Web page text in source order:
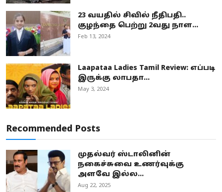
23 வயதில் சிவில் நீதிபதி..
குழந்தை பெற்று 2வது நாள...
Feb 13, 2024
Laapataa Ladies Tamil Review: எப்படி
இருக்கு லாபதா...
May 3, 2024
Recommended Posts
முதல்வர் ஸ்டாலினின்
நகைச்சுவை உணர்வுக்கு
அளவே இல்ல...
Aug 22, 2025